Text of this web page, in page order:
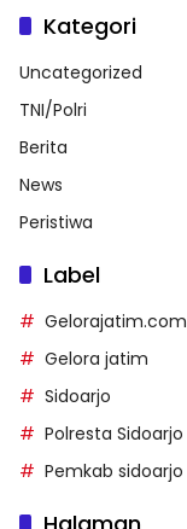
Kategori
Uncategorized
TNI/Polri
Berita
News
Peristiwa
Label
Gelorajatim.com
Gelora jatim
Sidoarjo
Polresta Sidoarjo
Pemkab sidoarjo